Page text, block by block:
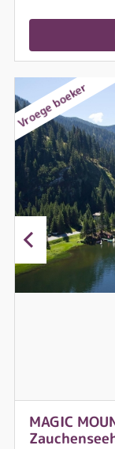
Vroege boeker
MAGIC